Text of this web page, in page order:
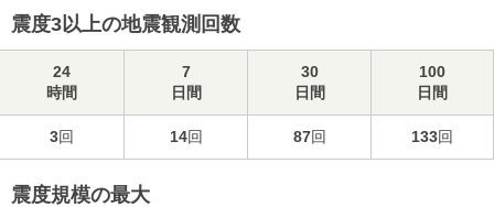
震度3以上の地震観測回数
24
時間
7
日間
30
日間
100
日間
3回 14回 87回 133回
震度規模の最大